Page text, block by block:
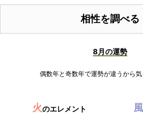
相性を調べる
8月の運勢
偶数年と奇数年で運勢が違うから気
火のエレメント